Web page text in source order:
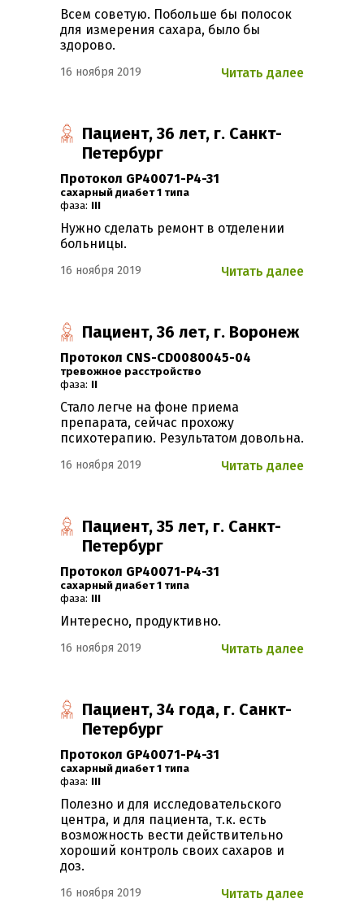
Всем советую. Побольше бы полосок
для измерения сахара, было бы
здорово.
Читать далее
16 ноября 2019
Пациент, 36 лет, г. Санкт-
Петербург
Протокол GP40071-P4-31
Сахарный диабет 1 типа
фаза: III
Нужно сделать ремонт в отделении
больницы.
Читать далее
16 ноября 2019
Пациент, 36 лет, г. Воронеж
Протокол CNS-CD0080045-04
Тревожное расстройство
фаза: II
Стало легче на фоне приема
препарата, сейчас прохожу
психотерапию. Результатом довольна.
Читать далее
16 ноября 2019
Пациент, 35 лет, г. Санкт-
Петербург
Протокол GP40071-P4-31
Сахарный диабет 1 типа
фаза: III
Интересно, продуктивно.
Читать далее
16 ноября 2019
Пациент, 34 года, г. Санкт-
Петербург
Протокол GP40071-P4-31
Сахарный диабет 1 типа
фаза: III
Полезно и для исследовательского
центра, и для пациента, т.к. есть
возможность вести действительно
хороший контроль своих сахаров и
доз.
Читать далее
16 ноября 2019